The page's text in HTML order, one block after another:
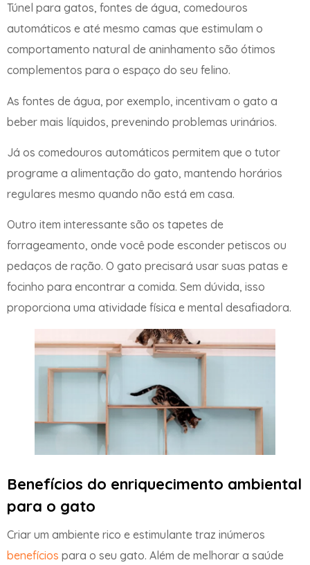
Túnel para gatos, fontes de água, comedouros
automáticos e até mesmo camas que estimulam o
comportamento natural de aninhamento são ótimos
complementos para o espaço do seu felino.
As fontes de água, por exemplo, incentivam o gato a
beber mais líquidos, prevenindo problemas urinários.
Já os comedouros automáticos permitem que o tutor
programe a alimentação do gato, mantendo horários
regulares mesmo quando não está em casa.
Outro item interessante são os tapetes de
forrageamento, onde você pode esconder petiscos ou
pedaços de ração. O gato precisará usar suas patas e
focinho para encontrar a comida. Sem dúvida, isso
proporciona uma atividade física e mental desafiadora.
Benefícios do enriquecimento ambiental
para o gato
Criar um ambiente rico e estimulante traz inúmeros
benefícios para o seu gato. Além de melhorar a saúde